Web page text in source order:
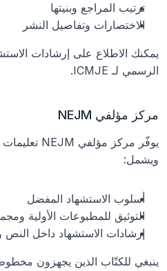
ترتيب المراجع وبنيتها
الاختصارات وتفاصيل النشر
الرسمي لـ ICMJE.
مركز مؤلفي NEJM
ويشمل:
أسلوب الاستشهاد المفضل
التوثيق للمطبوعات الأولية
إرشادات الاستشهاد داخل النص